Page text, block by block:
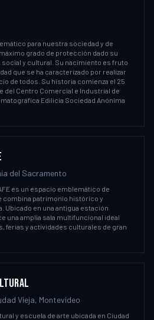
para nuestra sociedad y de
grado de protección dado su
y cultural. Su nacimiento es fruto
que se ha caracterizado por realizar
de todos. Su historia comienza el 25
del Centro Comercial e Industrial de
Edilicia Sociedad Anónima
del Sacramento
es un espacio emblemático de
combina patrimonio histórico y
Ubicado en una antigua estación
una amplia sala multifuncional ideal
ferias y actividades culturales de gran
Vieja, Montevideo
y escuela de arte ubicada en Ciudad